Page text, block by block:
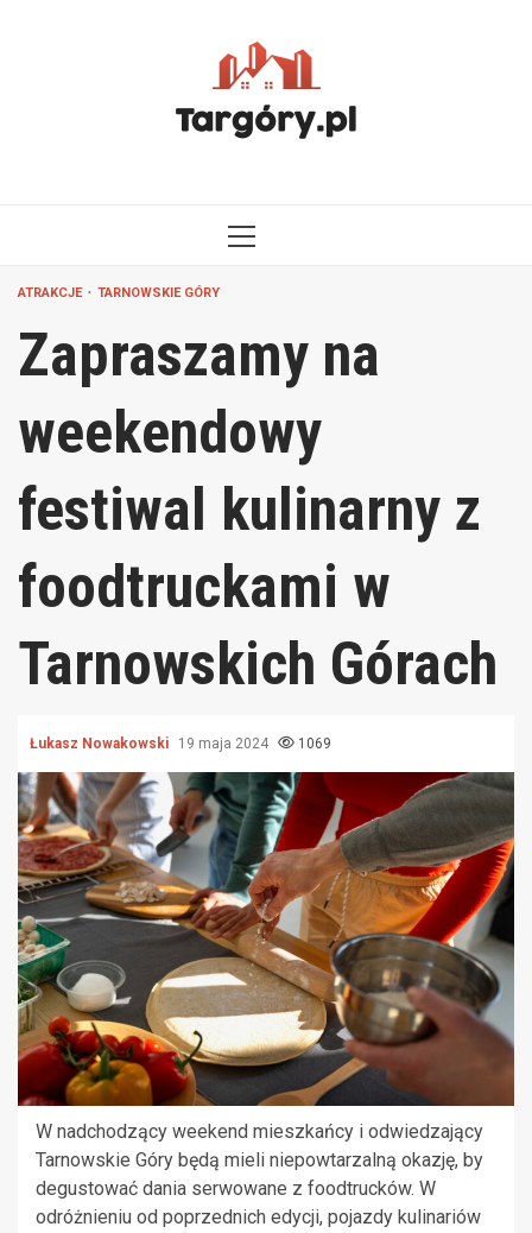
MENU
ATRAKCJE TARNOWSKIE GÓRY
Zapraszamy na
weekendowy
festiwal kulinarny z
foodtruckami w
Tarnowskich Górach
Łukasz Nowakowski 19 maja 2024 1069
W nadchodzący weekend mieszkańcy i odwiedzający
Tarnowskie Góry będą mieli niepowtarzalną okazję, by
degustować dania serwowane z foodtrucków. W
odróżnieniu od poprzednich edycji, pojazdy kulinariów